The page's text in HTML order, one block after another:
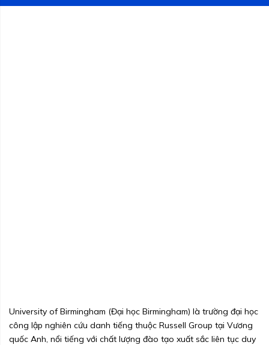
University of Birmingham (Đại học Birmingham) là trường đại học
công lập nghiên cứu danh tiếng thuộc Russell Group tại Vương
quốc Anh, nổi tiếng với chất lượng đào tạo xuất sắc liên tục duy